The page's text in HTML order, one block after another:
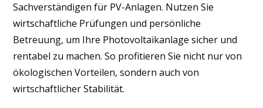
Sachverständigen für PV-Anlagen. Nutzen Sie
wirtschaftliche Prüfungen und persönliche
Betreuung, um Ihre Photovoltaikanlage sicher und
rentabel zu machen. So profitieren Sie nicht nur von
ökologischen Vorteilen, sondern auch von
wirtschaftlicher Stabilität.